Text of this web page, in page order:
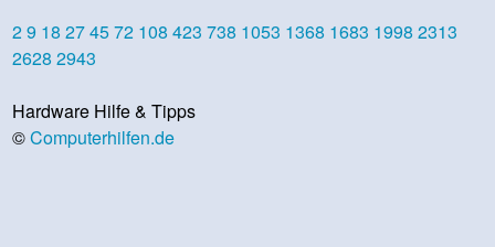
29 18 274572 108 423 738 1053 1368 1683 1998 2313
2628 2943
Hardware Hilfe & Tipps
©Computerhilfen.de